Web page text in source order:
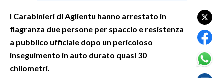
SPETTACOLI
GOSSIP
SALUTE
I Carabinieri di Aglientu hanno arrestato in
flagranza due persone per spaccio e resistenza
a pubblico ufficiale dopo un pericoloso
inseguimento in auto durato quasi 30
chilometri.